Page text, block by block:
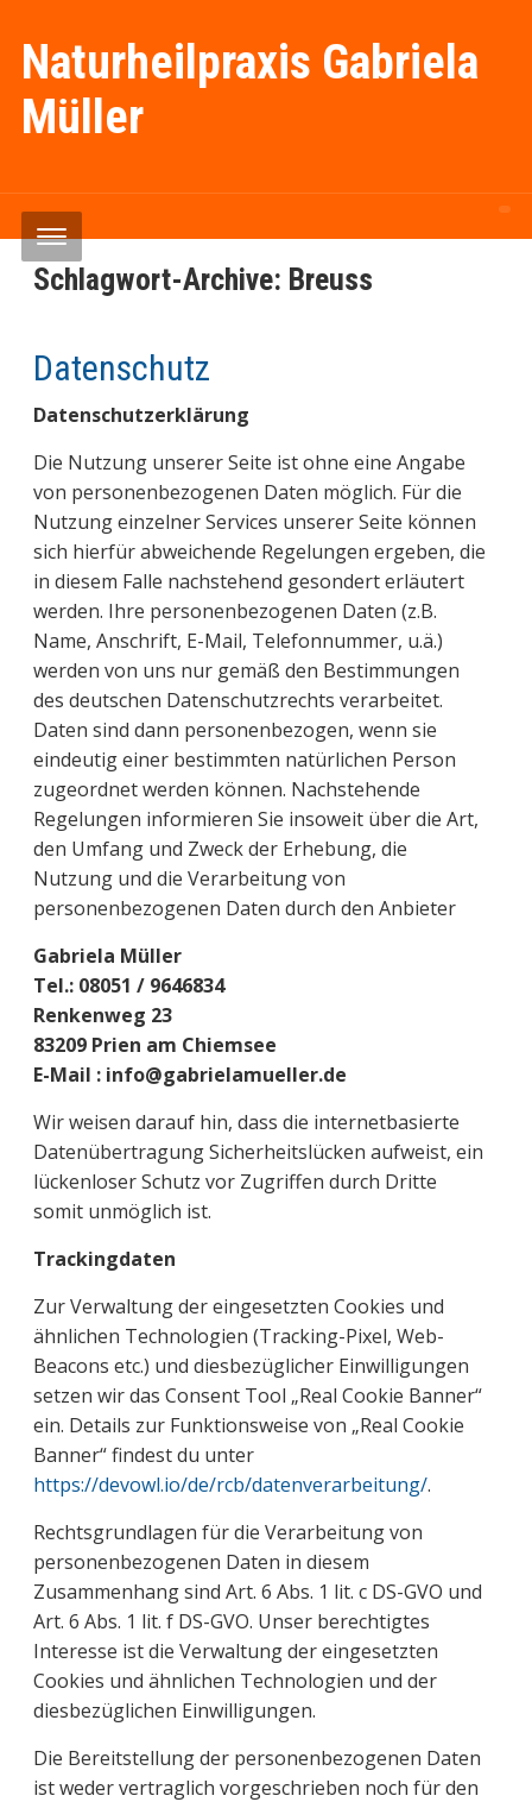
Naturheilpraxis Gabriela
Müller
Schlagwort-Archive: Breuss
Datenschutz
Datenschutzerklärung
Die Nutzung unserer Seite ist ohne eine Angabe
von personenbezogenen Daten möglich. Für die
Nutzung einzelner Services unserer Seite können
sich hierfür abweichende Regelungen ergeben, die
in diesem Falle nachstehend gesondert erläutert
werden. Ihre personenbezogenen Daten (z.B.
Name, Anschrift, E-Mail, Telefonnummer, u.ä.)
werden von uns nur gemäß den Bestimmungen
des deutschen Datenschutzrechts verarbeitet.
Daten sind dann personenbezogen, wenn sie
eindeutig einer bestimmten natürlichen Person
zugeordnet werden können. Nachstehende
Regelungen informieren Sie insoweit über die Art,
den Umfang und Zweck der Erhebung, die
Nutzung und die Verarbeitung von
personenbezogenen Daten durch den Anbieter
Gabriela Müller
Tel.: 08051 / 9646834
Renkenweg 23
83209 Prien am Chiemsee
E-Mail : info@gabrielamueller.de
Wir weisen darauf hin, dass die internetbasierte
Datenübertragung Sicherheitslücken aufweist, ein
lückenloser Schutz vor Zugriffen durch Dritte
somit unmöglich ist.
Trackingdaten
Zur Verwaltung der eingesetzten Cookies und
ähnlichen Technologien (Tracking-Pixel, Web-
Beacons etc.) und diesbezüglicher Einwilligungen
setzen wir das Consent Tool „Real Cookie Banner“
ein. Details zur Funktionsweise von „Real Cookie
Banner“ findest du unter
https://devowl.io/de/rcb/datenverarbeitung/.
Rechtsgrundlagen für die Verarbeitung von
personenbezogenen Daten in diesem
Zusammenhang sind Art. 6 Abs. 1 lit. c DS-GVO und
Art. 6 Abs. 1 lit. f DS-GVO. Unser berechtigtes
Interesse ist die Verwaltung der eingesetzten
Cookies und ähnlichen Technologien und der
diesbezüglichen Einwilligungen.
Die Bereitstellung der personenbezogenen Daten
ist weder vertraglich vorgeschrieben noch für den